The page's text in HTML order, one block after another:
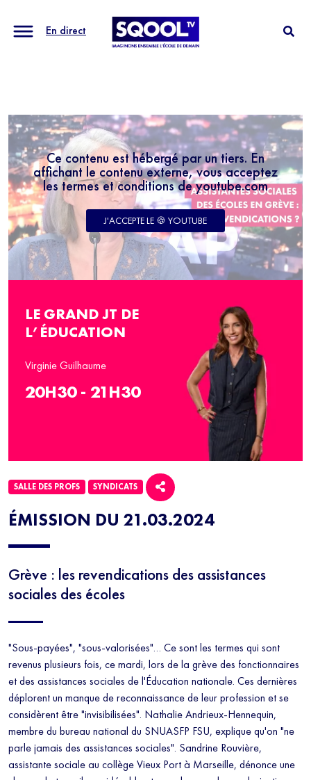
En direct
Ce contenu est hébergé par un tiers. En
affichant le contenu externe, vous acceptez
les termes et conditions de youtube.com
J'ACCEPTE LE 🍪 YOUTUBE
ÉMISSION DU 21.03.2024
Grève : les revendications des assistances
sociales des écoles
"Sous-payées", "sous-valorisées"… Ce sont les termes qui sont
revenus plusieurs fois, ce mardi, lors de la grève des fonctionnaires
et des assistances sociales de l'Éducation nationale. Ces dernières
déplorent un manque de reconnaissance de leur profession et se
considèrent être "invisibilisées". Nathalie Andrieux-Hennequin,
membre du bureau national du SNUASFP FSU, explique qu'on "ne
parle jamais des assistances sociales". Sandrine Rouvière,
assistante sociale au collège Vieux Port à Marseille, dénonce une
SALLE DES PROFS SYNDICATS
LE GRAND JT DE
L’ÉDUCATION
Virginie Guilhaume
20H30 - 21H30